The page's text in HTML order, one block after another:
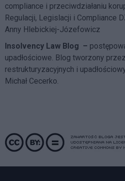
compliance i przeciwdziałaniu
Regulacji, Legislacji i Compliance
Anny Hlebickiej-Józefowicz
Insolvency Law Blog –
upadłościowe. Blog tworzony
restrukturyzacyjnych i
Michał Cecerko.